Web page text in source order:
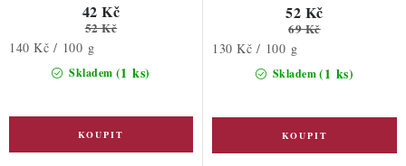
Skladem (1 ks)
42 Kč
52 Kč
Měrná
140 Kč / 100 g
Skladem(1 ks)
52 Kč
69 Kč
Měrná
130 Kč / 100 g